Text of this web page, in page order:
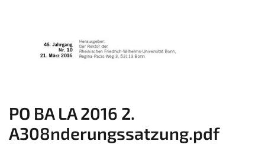
PO BA LA 2016 2.
A308nderungssatzung.pdf